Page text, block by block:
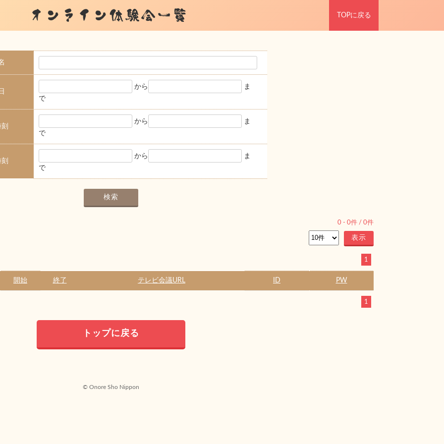
オンライン体験会一覧 TOPに戻る
から
ま
で
から
ま
で
から
ま
で
0 - 0件 / 0件
1
開始 終了 テレビ会議URL ID PW
1
トップに戻る
© Onore Sho Nippon